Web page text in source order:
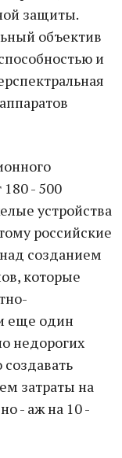
защиты.
объектив
и
- 500
устройства
российские
созданием
которые
еще один
недорогих
затраты на
- аж на 10 -